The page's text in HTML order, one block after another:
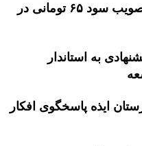
اخبار گروه سرمایه گذاری تصویب سود ۶۵ تومانی در
به استاندار
ایذه پاسخگوی افکار